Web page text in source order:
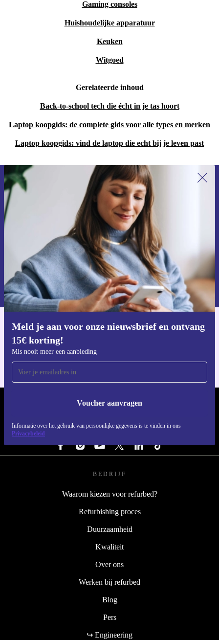
Gaming consoles
Huishoudelijke apparatuur
Keuken
Witgoed
Gerelateerde inhoud
Back-to-school tech die écht in je tas hoort
Laptop koopgids: de complete gids voor alle types en merken
Laptop koopgids: vind de laptop die echt bij je leven past
Meld je aan voor onze nieuwsbrief en ontvang
15€ korting!
Mis nooit meer een aanbieding
Voucher aanvragen
Informatie over het gebruik van persoonlijke gegevens is te vinden in ons
Privacybeleid
Meld je aan voor onze nieuwsbrief en
ontvang €15 korting!
Mis nooit meer een aanbieding.
Voucher aanvragen
Informatie over het gebruik van persoonsgegevens vind je in ons
privacybeleid
Download de refurbed app
REFURBED NEDERLAND - RETHINK NEW.
VOLG ONS
BEDRIJF
Waarom kiezen voor refurbed?
Refurbishing proces
Duurzaamheid
Kwaliteit
Over ons
Werken bij refurbed
Blog
Pers
↪ Engineering